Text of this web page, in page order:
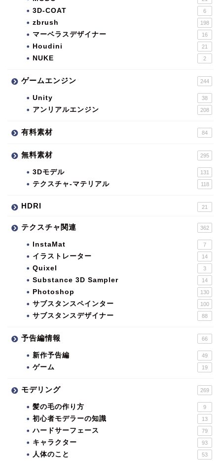
3D-COAT 6
zbrush 198
マーベラスデザイナー 16
Houdini 21
NUKE 2
ゲームエンジン 244
Unity 38
アンリアルエンジン 208
有料素材 84
無料素材 295
3Dモデル 131
テクスチャ-マテリアル 118
HDRI 21
テクスチャ関連 362
InstaMat 7
イラストレーター 14
Quixel 3
Substance 3D Sampler 14
Photoshop 130
サブスタンスペインター 100
サブスタンスデザイナー 88
予告編情報 66
新作予告編 49
ゲーム 19
モデリング 269
髪の毛の作り方 9
初心者モデラーの知識 13
ハードサーフェース 79
キャラクター 93
人体のこと 53